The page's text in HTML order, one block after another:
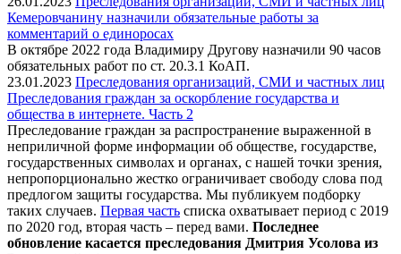
Кемеровчанину назначили обязательные работы за
комментарий о единоросах
В октябре 2022 года Владимиру Другову назначили 90 часов
обязательных работ по ст. 20.3.1 КоАП.
23.01.2023 Преследования организаций, СМИ и частных лиц
Преследования граждан за оскорбление государства и
общества в интернете. Часть 2
Преследование граждан за распространение выраженной в
неприличной форме информации об обществе, государстве,
государственных символах и органах, с нашей точки зрения,
непропорционально жестко ограничивает свободу слова под
предлогом защиты государства. Мы публикуем подборку
таких случаев. Первая часть списка охватывает период с 2019
по 2020 год, вторая часть – перед вами. Последнее
обновление касается преследования Дмитрия Усолова из